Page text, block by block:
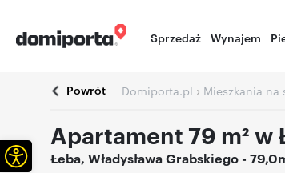
Sprzedaż Wynajem
Powrót Domiporta.pl › Mieszkania na
Apartament 79 m²
Łeba, Władysława Grabskiego -
Otwórz pasek narzędzi